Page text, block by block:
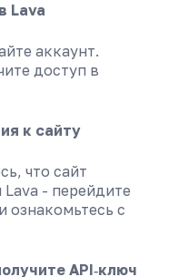
Lava
аккаунт.
доступ в
к сайту
что сайт
- перейдите
и ознакомьтесь с
API‑ключ